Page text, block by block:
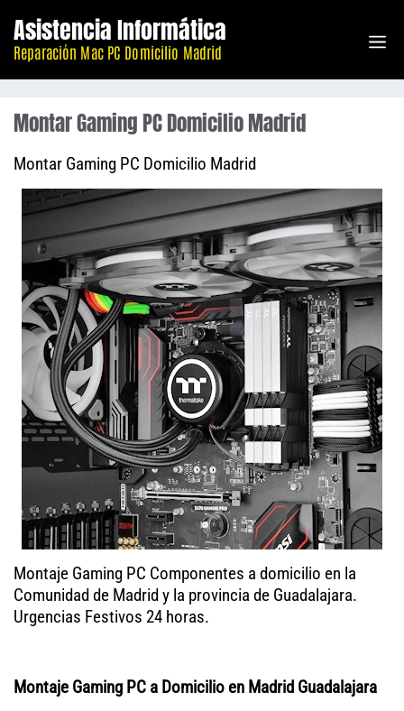
contenido
Asistencia Informática
Reparación Mac PC Domicilio Madrid
Montar Gaming PC Domicilio Madrid
Montar Gaming PC Domicilio Madrid
Montaje Gaming PC Componentes a domicilio en la
Comunidad de Madrid y la provincia de Guadalajara.
Urgencias Festivos 24 horas.
Montaje Gaming PC a Domicilio en Madrid Guadalajara